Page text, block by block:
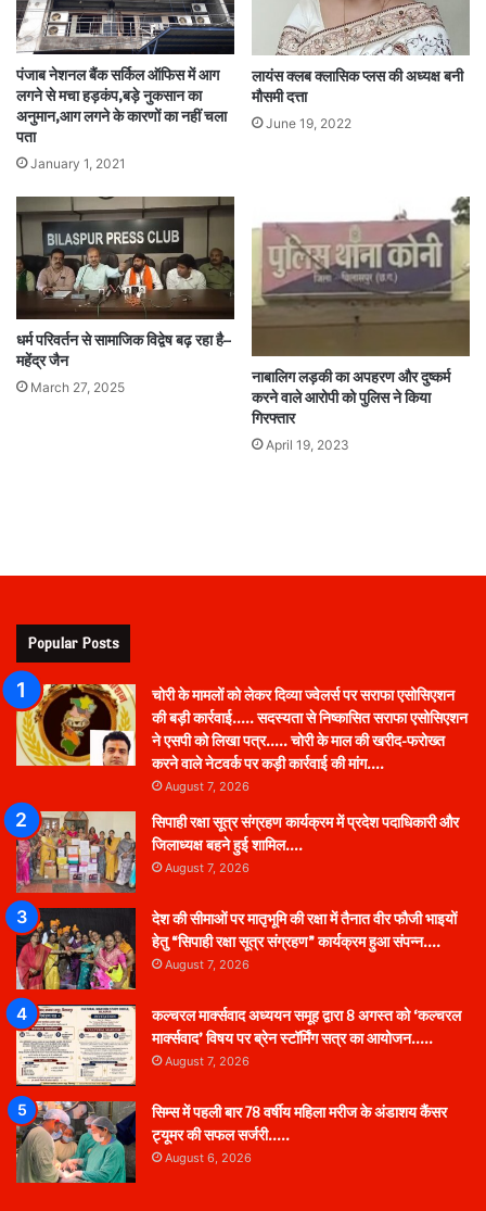
पंजाब नेशनल बैंक सर्किल ऑफिस में आग
लगने से मचा हड़कंप,बड़े नुकसान का
अनुमान,आग लगने के कारणों का नहीं चला
पता
January 1, 2021
लायंस क्लब क्लासिक प्लस की अध्यक्ष बनी
मौसमी दत्ता
June 19, 2022
धर्म परिवर्तन से सामाजिक विद्वेष बढ़ रहा है–
महेंद्र जैन
March 27, 2025
नाबालिग लड़की का अपहरण और दुष्कर्म
करने वाले आरोपी को पुलिस ने किया
गिरफ्तार
April 19, 2023
Popular Posts
चोरी के मामलों को लेकर दिव्या ज्वेलर्स पर सराफा एसोसिएशन
की बड़ी कार्रवाई….. सदस्यता से निष्कासित सराफा एसोसिएशन
ने एसपी को लिखा पत्र….. चोरी के माल की खरीद-फरोख्त
करने वाले नेटवर्क पर कड़ी कार्रवाई की मांग….
August 7, 2026
सिपाही रक्षा सूत्र संग्रहण कार्यक्रम में प्रदेश पदाधिकारी और
जिलाध्यक्ष बहने हुई शामिल….
August 7, 2026
देश की सीमाओं पर मातृभूमि की रक्षा में तैनात वीर फौजी भाइयों
हेतु “सिपाही रक्षा सूत्र संग्रहण” कार्यक्रम हुआ संपन्न….
August 7, 2026
कल्चरल मार्क्सवाद अध्ययन समूह द्वारा 8 अगस्त को ‘कल्चरल
मार्क्सवाद’ विषय पर ब्रेन स्टॉर्मिंग सत्र का आयोजन…..
August 7, 2026
सिम्स में पहली बार 78 वर्षीय महिला मरीज के अंडाशय कैंसर
ट्यूमर की सफल सर्जरी…..
August 6, 2026